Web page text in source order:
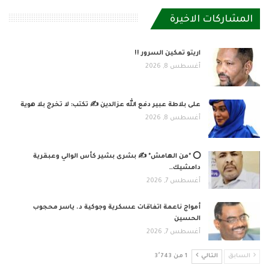
المشاركات الاخيرة
اريتو تمكين السرور !!
أغسطس 8, 2026
على بلاطة عبير دفع الله عزالدين ✍️ تكتب: لا تخرج بلا هوية
أغسطس 8, 2026
⭕ *من الهامش* ✍️ بشرى بشير كأس الوالي وعبقرية
دامشيك…
أغسطس 7, 2026
أمواج ناعمة اتفاقات عسكرية وجوكية د. ياسر محجوب
الحسين
أغسطس 7, 2026
السابق التالي 1 من 3٬743